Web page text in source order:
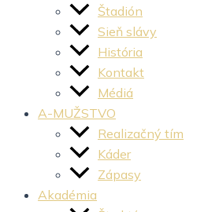
Štadión
Sieň slávy
História
Kontakt
Médiá
A-MUŽSTVO
Realizačný tím
Káder
Zápasy
Akadémia